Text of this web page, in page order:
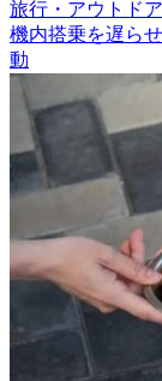
旅行・アウトドア
機内搭乗を遅ら
動